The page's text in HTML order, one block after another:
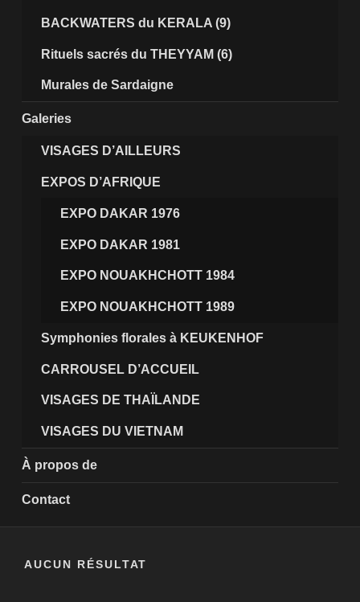
BACKWATERS du KERALA (9)
Rituels sacrés du THEYYAM (6)
Murales de Sardaigne
Galeries
VISAGES D’AILLEURS
EXPOS D’AFRIQUE
EXPO DAKAR 1976
EXPO DAKAR 1981
EXPO NOUAKHCHOTT 1984
EXPO NOUAKHCHOTT 1989
Symphonies florales à KEUKENHOF
CARROUSEL D’ACCUEIL
VISAGES DE THAÏLANDE
VISAGES DU VIETNAM
À propos de
Contact
AUCUN RÉSULTAT